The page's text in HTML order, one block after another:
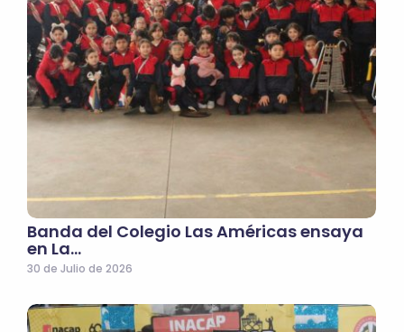
Banda del Colegio Las Américas ensaya
en La…
30 de Julio de 2026